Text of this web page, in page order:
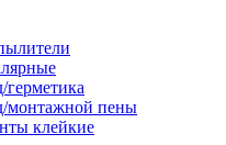
герметика
монтажной пены
клейкие